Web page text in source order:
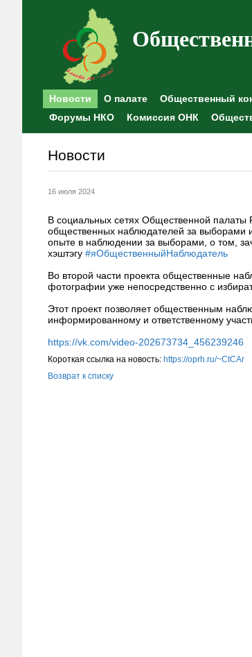
Новости О палате Общественный
Форумы НКО
Комиссия ОНК
Новости
16 июля 2024
В социальных сетях Общественной палаты
общественных наблюдателей за выборами
опыте в наблюдении за выборами, о том,
хэштэгу #яОбщественныйНаблюдатель
Во второй части проекта общественные
фотографии уже непосредственно с
Этот проект позволяет общественным
информированному и ответственному
https://vk.com/video-202673734_456239246
Короткая ссылка на новость: https://oprh.ru/~CtCAr
Возврат к списку